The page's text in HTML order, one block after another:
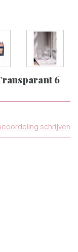
6
schrijven